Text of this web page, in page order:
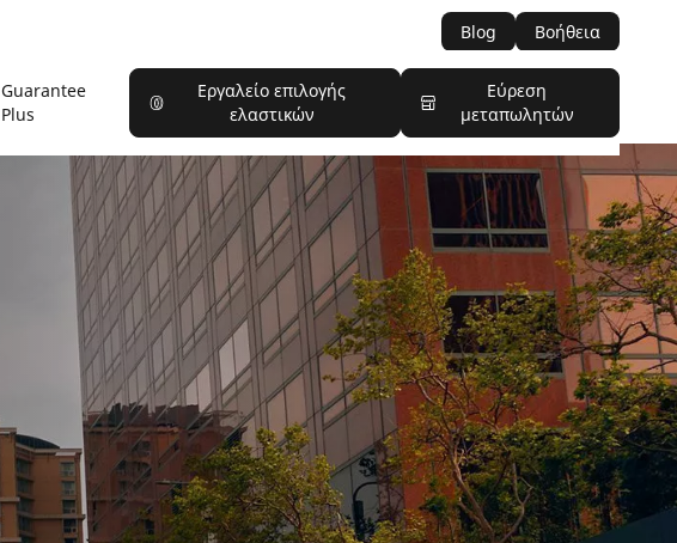
Blog Βοήθεια
Guarantee
Plus
Εργαλείο επιλογής
ελαστικών
Εύρεση
μεταπωλητών